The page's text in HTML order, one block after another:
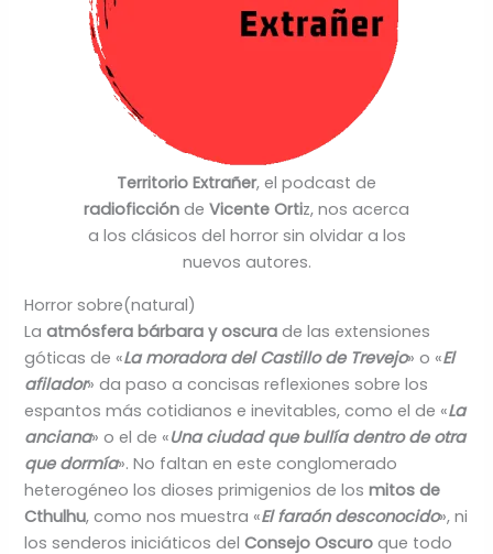
Territorio Extrañer, el podcast de
radioficción de Vicente Ortiz, nos acerca
a los clásicos del horror sin olvidar a los
nuevos autores.
Horror sobre(natural)
Laatmósfera bárbara y oscura de las extensiones
góticas de «La moradora del Castillo de Trevejo» o «El
afilador» da paso a concisas reflexiones sobre los
espantos más cotidianos e inevitables, como el de «La
anciana» o el de «Una ciudad que bullía dentro de otra
que dormía». No faltan en este conglomerado
heterogéneo los dioses primigenios de losmitos de
Cthulhu, como nos muestra «El faraón desconocido», ni
los senderos iniciáticos delConsejo Oscuro que todo